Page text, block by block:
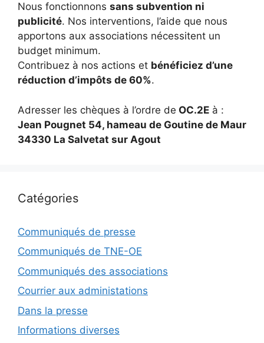
Nous fonctionnons sans subvention ni
publicité. Nos interventions, l’aide que nous
apportons aux associations nécessitent un
budget minimum.
Contribuez à nos actions et bénéficiez d’une
réduction d’impôts de 60%.
Adresser les chèques à l’ordre de OC.2E à :
Jean Pougnet 54, hameau de Goutine de Maur
34330 La Salvetat sur Agout
Catégories
Communiqués de presse
Communiqués de TNE-OE
Communiqués des associations
Courrier aux administations
Dans la presse
Informations diverses